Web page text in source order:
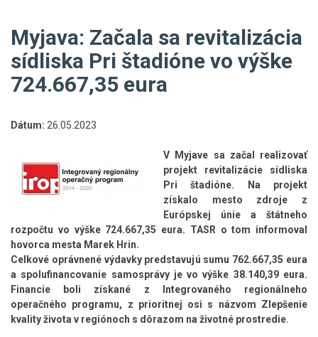
menu
Skočiť
na
užívateľské
menu
na
Myjava: Začala sa revitalizácia
sídliska Pri štadióne vo výške
724.667,35 eura
Dátum: 26.05.2023
V Myjave sa začal realizovať
projekt revitalizácie sídliska
Pri štadióne. Na projekt
získalo mesto zdroje z
Európskej únie a štátneho
rozpočtu vo výške 724.667,35 eura. TASR o tom informoval
hovorca mesta Marek Hrin.
Celkové oprávnené výdavky predstavujú sumu 762.667,35 eura
a spolufinancovanie samosprávy je vo výške 38.140,39 eura.
Financie boli získané z Integrovaného regionálneho
operačného programu, z prioritnej osi s názvom Zlepšenie
kvality života v regiónoch s dôrazom na životné prostredie.